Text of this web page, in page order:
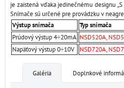
je zaistená vďaka jedinečnému designu
Snímače sú určené pre provádzku v
Výstup snímača
Typ snímača
Prúdový výstup 4÷20mA NSD520A,
Napäťový výstup 0÷10V
NSD720A,
Galéria Doplnkové